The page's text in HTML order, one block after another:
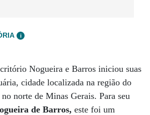
i
Nogueira e Barros iniciou suas
cidade localizada na região do
norte de Minas Gerais. Para seu
de Barros, este foi um